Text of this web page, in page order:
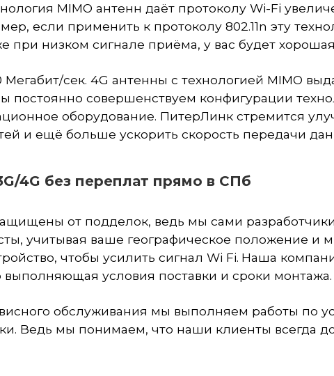
MIMO антенн даёт протоколу Wi-Fi
если применить к протоколу 802.11n эту
при низком сигнале приёма, у вас будет
сек. 4G антенны с технологией MIMO
постоянно совершенствуем конфигурации
оборудование. ПитерЛинк стремится
и ещё больше ускорить скорость передачи
4G без переплат прямо в СПб
от подделок, ведь мы сами разработчики
учитывая ваше географическое положение и
чтобы усилить сигнал Wi Fi. Наша
выполняющая условия поставки и сроки монтажа.
обслуживания мы выполняем работы по
Ведь мы понимаем, что наши клиенты всегда
Уважаемые клиенты!
с многочисленными обращениями об ограничении